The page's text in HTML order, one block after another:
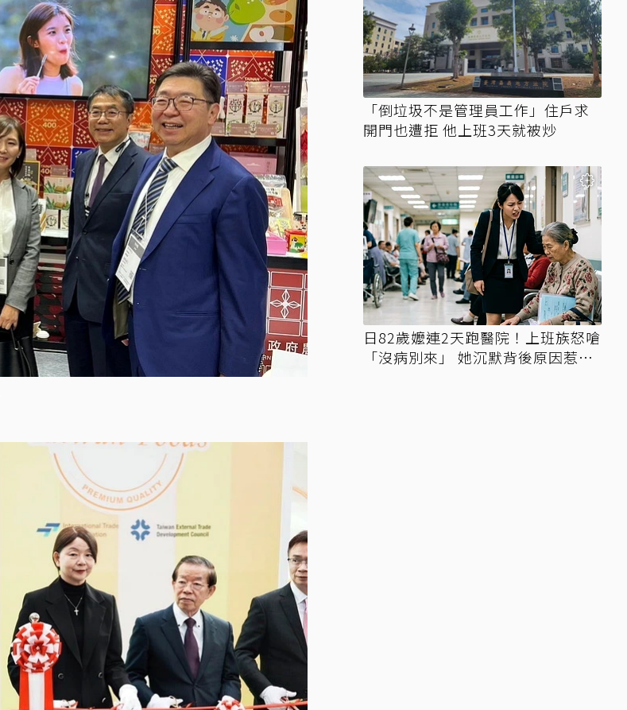
「倒垃圾不是管理員工作」住戶求
開門也遭拒 他上班3天就被炒
日82歲嬤連2天跑醫院！上班族怒嗆
「沒病別來」 她沉默背後原因惹鼻